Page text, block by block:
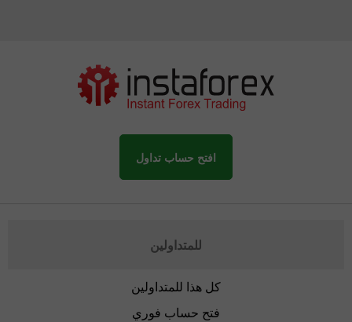
افتح حساب تداول
للمتداولين
كل هذا للمتداولين
فتح حساب فوري